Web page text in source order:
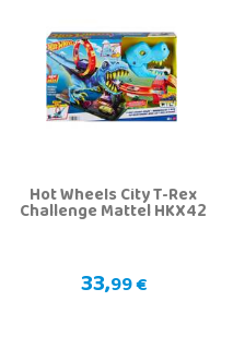
Hot Wheels City T-Rex
Challenge Mattel HKX42
33,99 €